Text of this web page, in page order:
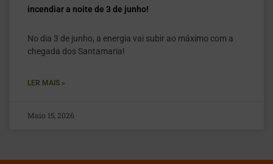
incendiar a noite de 3 de junho!
No dia 3 de junho, a energia vai subir ao máximo com a
chegada dos Santamaria!
LER MAIS »
Maio 15, 2026